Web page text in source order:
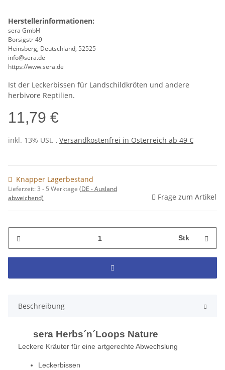
Herstellerinformationen:
sera GmbH
Borsigstr 49
Heinsberg, Deutschland, 52525
info@sera.de
https://www.sera.de
Ist der Leckerbissen für Landschildkröten und andere
herbivore Reptilien.
11,79 €
inkl. 13% USt. , Versandkostenfrei in Österreich ab 49 €
Knapper Lagerbestand
Lieferzeit:3 - 5 Werktage (DE - Ausland
abweichend)
Frage zum Artikel
Stk
Beschreibung
sera Herbs´n´Loops Nature
Leckere Kräuter für eine artgerechte Abwechslung
Leckerbissen